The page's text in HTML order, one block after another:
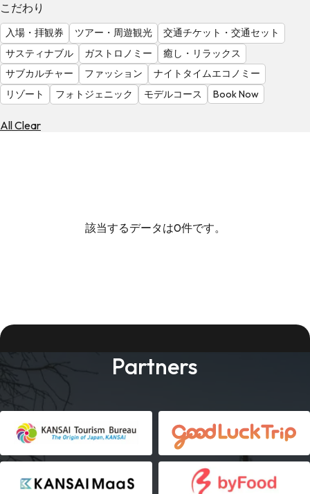
る
気
を
見
る
こだわり
入場・拝観券 ツアー・周遊観光
交通チケット・交通セット
サスティナブル
ガストロノミー
癒し・リラックス
サブカルチャー
ファッション
ナイトタイムエコノミー
リゾート
フォトジェニック モデルコース Book Now
All Clear
該当するデータは0件です。
Partners